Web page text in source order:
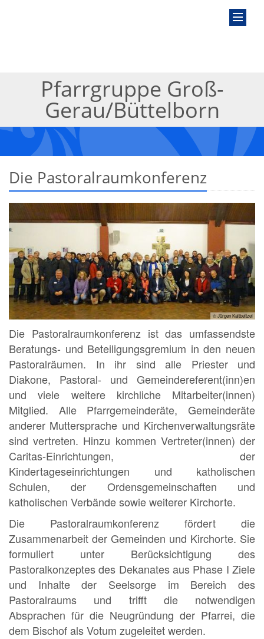
Pfarrgruppe Groß-
Gerau/Büttelborn
Die Pastoralraumkonferenz
© Jürgen Kaltbeitzel
Die Pastoralraumkonferenz ist das umfassendste
Beratungs- und Beteiligungsgremium in den neuen
Pastoralräumen. In ihr sind alle Priester und
Diakone, Pastoral- und Gemeindereferent(inn)en
und viele weitere kirchliche Mitarbeiter(innen)
Mitglied. Alle Pfarrgemeinderäte, Gemeinderäte
anderer Muttersprache und Kirchenverwaltungsräte
sind vertreten. Hinzu kommen Vertreter(innen) der
Caritas-Einrichtungen, der
Kindertageseinrichtungen und katholischen
Schulen, der Ordensgemeinschaften und
katholischen Verbände sowie weiterer Kirchorte.
Die Pastoralraumkonferenz fördert die
Zusammenarbeit der Gemeinden und Kirchorte. Sie
formuliert unter Berücksichtigung des
Pastoralkonzeptes des Dekanates aus Phase I Ziele
und Inhalte der Seelsorge im Bereich des
Pastoralraums und trifft die notwendigen
Absprachen für die Neugründung der Pfarrei, die
dem Bischof als Votum zugeleitet werden.